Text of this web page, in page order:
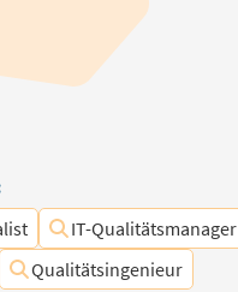
IT-Qualitätsmanager
Qualitätsingenieur